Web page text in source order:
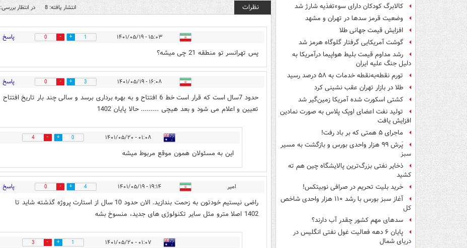
کالابرگ کودکان دارای سوءتغذیه شارژ شد
وضعیت قرمز سدها در تهران و مشهد
افزایش قیمت جهانی طلا
گوشت آمریکایی گرفتار گلوگاه هرمز شد
رشد مداوم قیمت بلیط هواپیما درآمریکا به
دلیل جنگ علیه ایران
تورم نقطه‌به‌نقطه خدمات به ۵۸ درصد رسید
طلا در بازار تهران عقب نشینی کرد
کشتی اسکورت شده آمریکا زمین‌گیر شد
تولید نفت اعضای اوپک پلاس به صورت نمادین
افزایش یافت
ماجرای ۵ همتی که بر باد رفت!
پَرش ۹۹ هزار واحدی بورس و بازگشت به مسیر
سبز
ذخایر نفتی بزرگ‌ترین پالایشگاه چین هم ته
کشید
خرید بلیت تحریم در صرافی نوبیتکس!
آغاز سبز بورس با رشد ۱۱۰ هزار واحدی شاخص
کل
سدهای مهم کشور چقدر آب دارند؟
پایان ۶ دهه فعالیت غول نفتی انگلیس در
دریای شمال
نظرات انتشار یافته: 8 در انتظار بررسی: 0
۱۵:۰۳ - ۱۴۰۱/۰۵/۱۹ 1
0 پاسخ
پس تهرانسر تو منطقه 21 چی میشه؟
۱۶:۰۸ - ۱۴۰۱/۰۵/۱۹ 3
0 پاسخ
حدود 7سال است که قرار است خط 6 افتتاح و به بهره برداری برسد و سالی چند بار تاریخ افتتاح
تعیین و اعلام می شود و بعد هیچی ......... حالا پایان 1402
۰۱:۰۸ - ۱۴۰۱/۰۵/۲۰ 0
4
این به مسئولان همون موقع مربوط میشه
امیر ۱۹:۱۴ - ۱۴۰۱/۰۵/۱۹ 4
0 پاسخ
راضی نیستیم خودتون به زحمت بندازید. الان حدود 10 سال از استارت پروژه گذشته شاید تا
1402 اصلا مترو مثل سایر تکنولوژی های جدید، منسوخ بشه
۰۱:۰۷ - ۱۴۰۱/۰۵/۲۰ 1
3